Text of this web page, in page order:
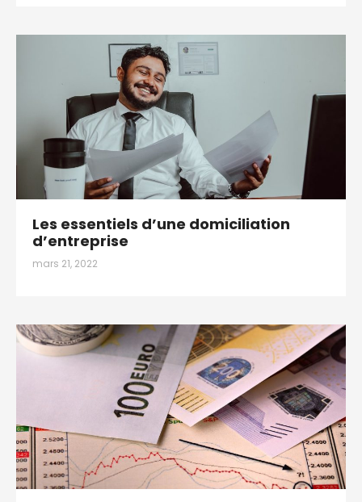
Les essentiels d’une domiciliation
d’entreprise
mars 21, 2022